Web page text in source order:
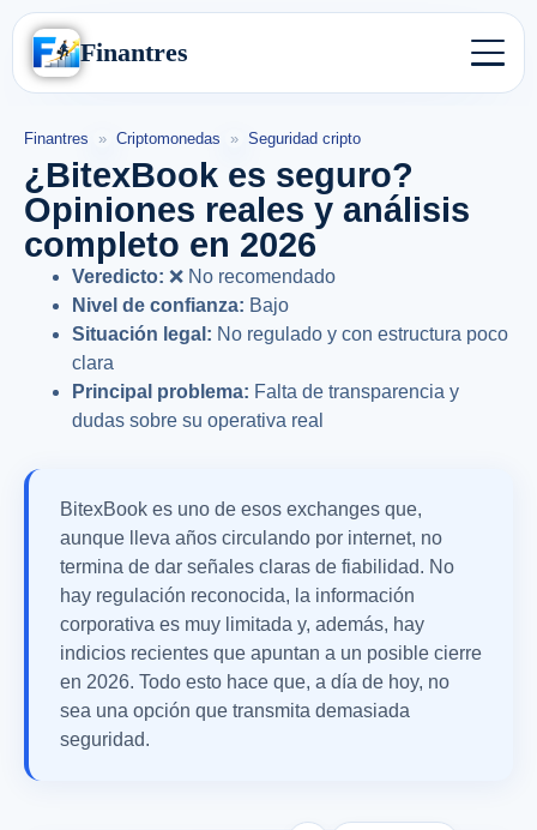
Finantres
Finantres » Criptomonedas » Seguridad cripto
¿BitexBook es seguro?
Opiniones reales y análisis
completo en 2026
Veredicto: ❌ No recomendado
Nivel de confianza: Bajo
Situación legal: No regulado y con estructura poco
clara
Principal problema: Falta de transparencia y
dudas sobre su operativa real
BitexBook es uno de esos exchanges que,
aunque lleva años circulando por internet, no
termina de dar señales claras de fiabilidad. No
hay regulación reconocida, la información
corporativa es muy limitada y, además, hay
indicios recientes que apuntan a un posible cierre
en 2026. Todo esto hace que, a día de hoy, no
sea una opción que transmita demasiada
seguridad.